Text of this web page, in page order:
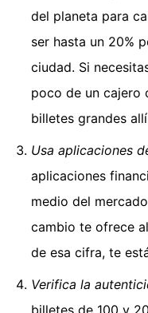
del planeta para
ser hasta un 20%
ciudad. Si
poco de un cajero
billetes grandes
Usa aplicaciones
aplicaciones
medio del
cambio te ofrece
de esa cifra, te
Verifica la